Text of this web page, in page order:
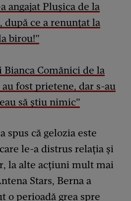
angajat Plușica de la
după ce a renunțat la
birou!”
Bianca Comănici de la
fost prietene, dar s-au
să știu nimic”
spus că gelozia este
le-a distrus relația și
la alte acțiuni mult mai
Stars, Berna a
o perioadă grea spre